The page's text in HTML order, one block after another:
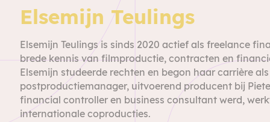
Elsemijn Teulings
Elsemijn Teulings is sinds 2020 actief als freelance
brede kennis van filmproductie, contracten en
Elsemijn studeerde rechten en begon haar carrière
postproductiemanager, uitvoerend producent bij
financial controller en business consultant werd,
internationale coproducties.